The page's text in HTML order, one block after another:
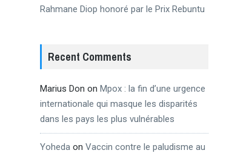
Rahmane Diop honoré par le Prix Rebuntu
Recent Comments
Marius Don on Mpox : la fin d’une urgence
internationale qui masque les disparités
dans les pays les plus vulnérables
Yoheda on Vaccin contre le paludisme au